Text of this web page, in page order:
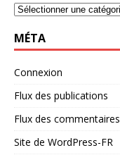
MÉTA
Connexion
Flux des publications
Flux des commentaires
Site de WordPress-FR